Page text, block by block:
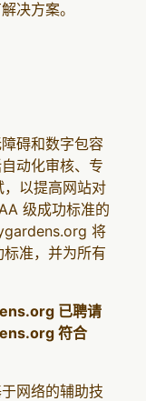
决方案。
碍和数字包容
动化审核、专
以提高网站对
级成功标准的
将
准，并为所有
已聘请
符合
网络的辅助技